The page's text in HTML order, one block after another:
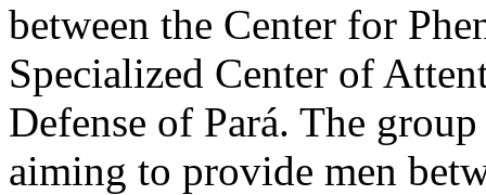
between the Center for
Specialized Center of
Defense of Pará. The
aiming to provide men